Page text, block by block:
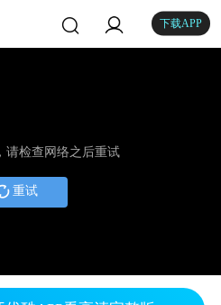
下载APP
请检查网络之后重试
重试